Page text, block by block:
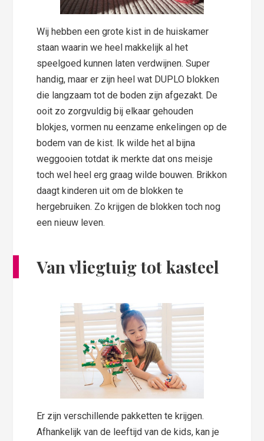
Wij hebben een grote kist in de huiskamer
staan waarin we heel makkelijk al het
speelgoed kunnen laten verdwijnen. Super
handig, maar er zijn heel wat DUPLO blokken
die langzaam tot de boden zijn afgezakt. De
ooit zo zorgvuldig bij elkaar gehouden
blokjes, vormen nu eenzame enkelingen op de
bodem van de kist. Ik wilde het al bijna
weggooien totdat ik merkte dat ons meisje
toch wel heel erg graag wilde bouwen. Brikkon
daagt kinderen uit om de blokken te
hergebruiken. Zo krijgen de blokken toch nog
een nieuw leven.
Van vliegtuig tot kasteel
Er zijn verschillende pakketten te krijgen.
Afhankelijk van de leeftijd van de kids, kan je